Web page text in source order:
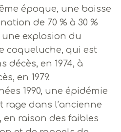
époque, une baisse
de 70 % à 30 %
une explosion du
coqueluche, qui est
décès, en 1974, à
en 1979.
1990, une épidémie
dans l’ancienne
en raison des faibles